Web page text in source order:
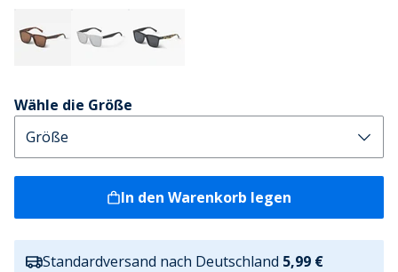
Wähle die Größe
In den Warenkorb legen
Standardversand nach Deutschland 5,99 €